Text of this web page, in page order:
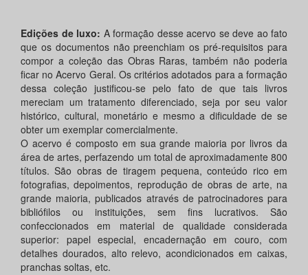
Edições de luxo: A formação desse acervo se deve ao fato
que os documentos não preenchiam os pré-requisitos para
compor a coleção das Obras Raras, também não poderia
ficar no Acervo Geral. Os critérios adotados para a formação
dessa coleção justificou-se pelo fato de que tais livros
mereciam um tratamento diferenciado, seja por seu valor
histórico, cultural, monetário e mesmo a dificuldade de se
obter um exemplar comercialmente.
O acervo é composto em sua grande maioria por livros da
área de artes, perfazendo um total de aproximadamente 800
títulos. São obras de tiragem pequena, conteúdo rico em
fotografias, depoimentos, reprodução de obras de arte, na
grande maioria, publicados através de patrocinadores para
bibliófilos ou instituições, sem fins lucrativos. São
confeccionados em material de qualidade considerada
superior: papel especial, encadernação em couro, com
detalhes dourados, alto relevo, acondicionados em caixas,
pranchas soltas, etc.